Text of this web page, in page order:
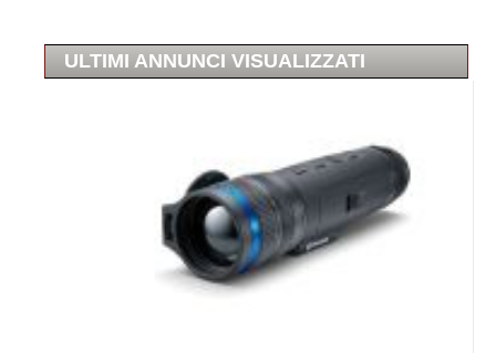
ULTIMI ANNUNCI VISUALIZZATI